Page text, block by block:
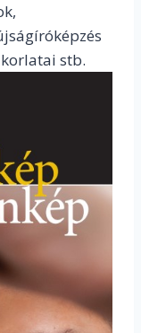
stb.